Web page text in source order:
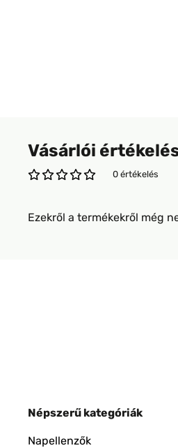
Vásárlói
0 értékelés
Ezekről a termékekről még
Népszerű kategóriák
Napellenzők